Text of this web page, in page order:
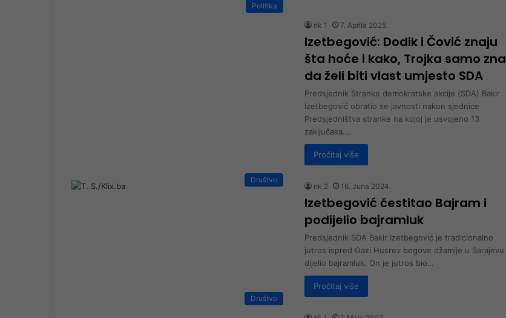
Politika
nk 1 7. Aprila 2025.
Izetbegović: Dodik i Čović znaju
šta hoće i kako, Trojka samo zna
da želi biti vlast umjesto SDA
Predsjednik Stranke demokratske akcije (SDA) Bakir
Izetbegović obratio se javnosti nakon sjednice
Predsjedništva stranke na kojoj je usvojeno 13
zaključaka.…
Pročitaj više
Društvo
nk 2 16. Juna 2024.
Izetbegović čestitao Bajram i
podijelio bajramluk
Predsjednik SDA Bakir Izetbegović je tradicionalno
jutros ispred Gazi Husrev begove džamije u Sarajevu
dijelio bajramluk. On je jutros bio…
Pročitaj više
Društvo